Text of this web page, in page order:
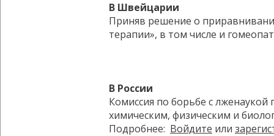
В Швейцарии
Приняв решение о
терапии», в том числе и
В России
Комиссия по борьбе с
химическим, физическим и
Подробнее: Войдите или